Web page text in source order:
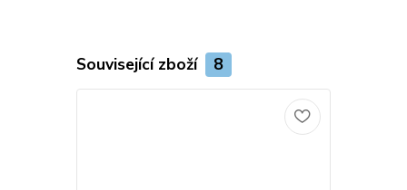
Související zboží 8